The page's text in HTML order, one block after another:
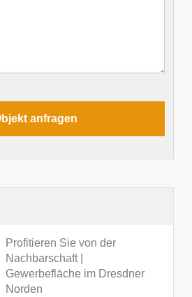
Profitieren Sie von der
Nachbarschaft |
Gewerbefläche im Dresdner
Norden